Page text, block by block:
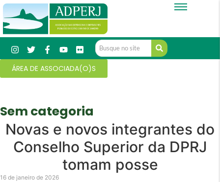
ÁREA DE ASSOCIADA(O)S
Sem categoria
Novas e novos integrantes do
Conselho Superior da DPRJ
tomam posse
16 de janeiro de 2026